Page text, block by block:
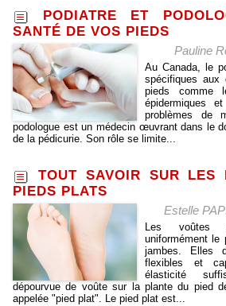
PODIATRE ET
SANTÉ DE VOS PIEDS
Pauline
Au Canada, le
spécifiques aux
pieds comme
épidermiques
problèmes de
podologue est un médecin œuvrant dans le
de la pédicurie. Son rôle se limite...
TOUT SAVOIR SUR LES
PIEDS PLATS
Estelle
Les voûtes
uniformément le
jambes. Elles
flexibles et
élasticité
dépourvue de voûte sur la plante du pied
appelée "pied plat". Le pied plat est...